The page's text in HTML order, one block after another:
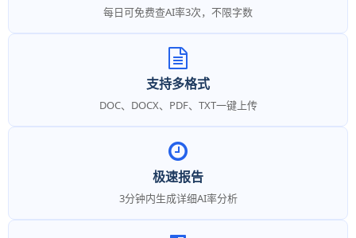
每日可免费查AI率3次，不限字数
支持多格式
DOC、DOCX、PDF、TXT一键上传
极速报告
3分钟内生成详细AI率分析